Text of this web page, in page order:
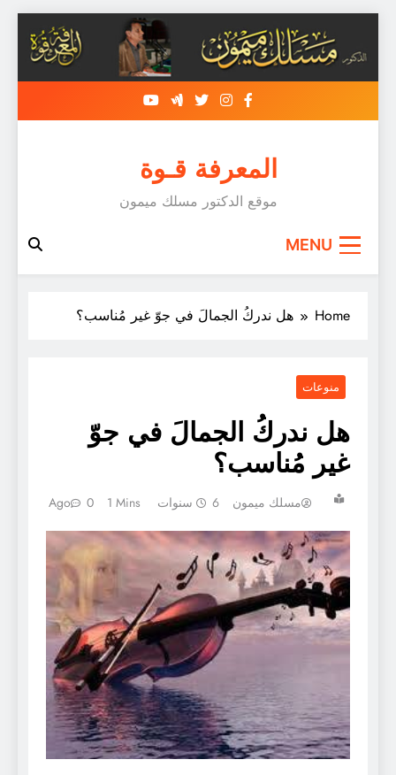
content
المعرفة قـوة
موقع الدكتور مسلك ميمون
MENU
Home هل ندركُ الجمالَ في جوّ غير مُناسب؟
منوعات
هل ندركُ الجمالَ في جوّ
غير مُناسب؟
مسلك ميمون 6 سنوات Ago 0 1 Mins